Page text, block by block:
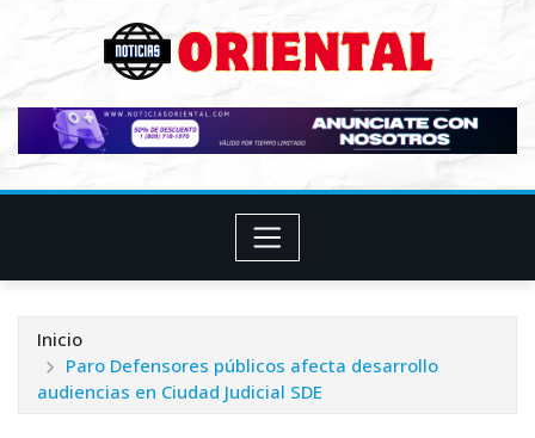
Inicio
Paro Defensores públicos afecta desarrollo
audiencias en Ciudad Judicial SDE